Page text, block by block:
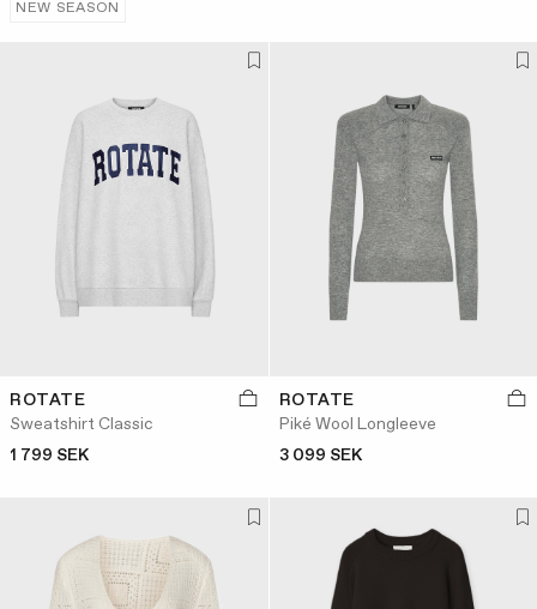
NEW SEASON
ROTATE
Sweatshirt Classic
1 799 SEK
ROTATE
Piké Wool Longleeve
3 099 SEK